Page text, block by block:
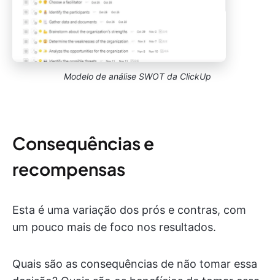
Modelo de análise SWOT da ClickUp
Consequências e
recompensas
Esta é uma variação dos prós e contras, com
um pouco mais de foco nos resultados.
Quais são as consequências de não tomar essa